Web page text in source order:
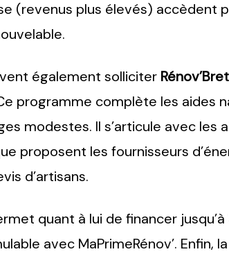
(revenus plus élevés) accèdent
également solliciter
programme complète les aides
modestes. Il s’articule avec les
proposent les fournisseurs
d’artisans.
quant à lui de financer
avec MaPrimeRénov’. Enfin, la